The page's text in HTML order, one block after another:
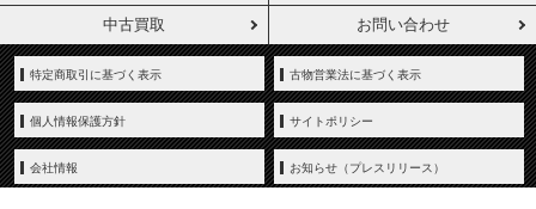
中古買取 お問い合わせ
特定商取引に基づく表示 古物営業法に基づく表示
個人情報保護方針 サイトポリシー
会社情報 お知らせ（プレスリリース）